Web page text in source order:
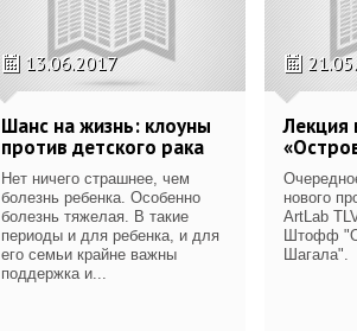
13.06.2017
Шанс на жизнь: клоуны
против детского рака
Нет ничего страшнее, чем
болезнь ребенка. Особенно
болезнь тяжелая. В такие
периоды и для ребенка, и для
его семьи крайне важны
поддержка и...
Лекция
нового
ArtLab
Штофф
Шагала".